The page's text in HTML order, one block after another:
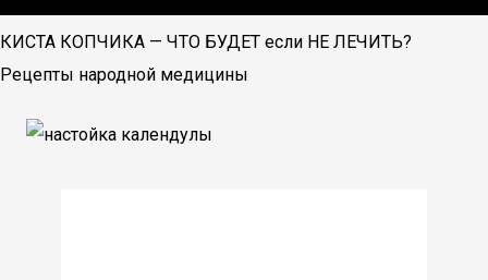
КИСТА КОПЧИКА — ЧТО БУДЕТ если НЕ ЛЕЧИТЬ?
Рецепты народной медицины